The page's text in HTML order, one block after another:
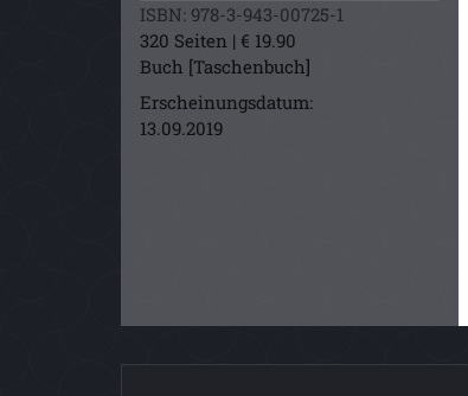
ISBN: 978-3-943-00725-1
320 Seiten | € 19.90
Buch [Taschenbuch]
Erscheinungsdatum:
13.09.2019